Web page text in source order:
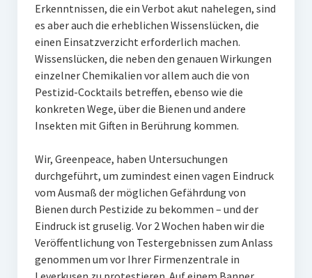
Erkenntnissen, die ein Verbot akut nahelegen, sind
es aber auch die erheblichen Wissenslücken, die
einen Einsatzverzicht erforderlich machen.
Wissenslücken, die neben den genauen Wirkungen
einzelner Chemikalien vor allem auch die von
Pestizid-Cocktails betreffen, ebenso wie die
konkreten Wege, über die Bienen und andere
Insekten mit Giften in Berührung kommen.
Wir, Greenpeace, haben Untersuchungen
durchgeführt, um zumindest einen vagen Eindruck
vom Ausmaß der möglichen Gefährdung von
Bienen durch Pestizide zu bekommen – und der
Eindruck ist gruselig. Vor 2 Wochen haben wir die
Veröffentlichung von Testergebnissen zum Anlass
genommen um vor Ihrer Firmenzentrale in